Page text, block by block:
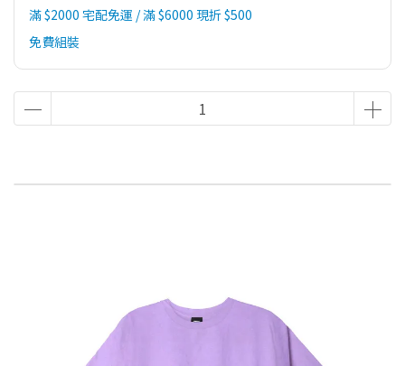
滿 $2000 宅配免運 / 滿 $6000 現折 $500
免費組裝